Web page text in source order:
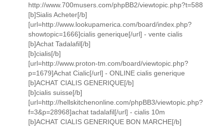
http://www.700musers.com/phpBB2/viewtopic.php?t=588
[b]Sialis Acheter[/b]
[url=http://www.lookupamerica.com/board/index.php?
showtopic=1666]cialis generique[/url] - vente cialis
[b]Achat Tadalafil[/b]
[b]cialis[/b]
[url=http://www.proton-tm.com/board/viewtopic.php?
p=1679]Achat Cialic[/url] - ONLINE cialis generique
[b]ACHAT CIALIS GENERIQUE[/b]
[b]cialis suisse[/b]
[url=http://hellskitchenonline.com/phpBB3/viewtopic.php?
f=3&p=28968]achat tadalafil[/url] - cialis 10m
[b]ACHAT CIALIS GENERIQUE BON MARCHE[/b]